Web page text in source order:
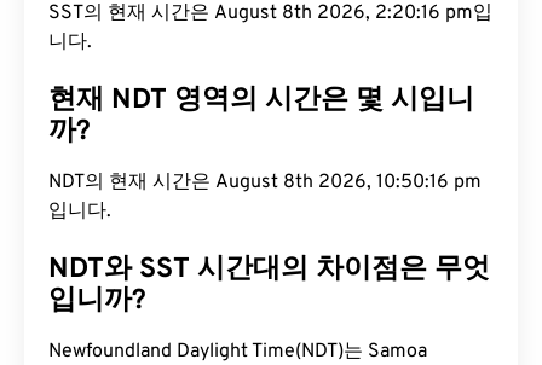
SST의 현재 시간은 August 8th 2026, 2:20:17 pm입
니다.
현재 NDT 영역의 시간은 몇 시입니
까?
NDT의 현재 시간은 August 8th 2026, 10:50:17 pm
입니다.
NDT와 SST 시간대의 차이점은 무엇
입니까?
Newfoundland Daylight Time(NDT)는 Samoa